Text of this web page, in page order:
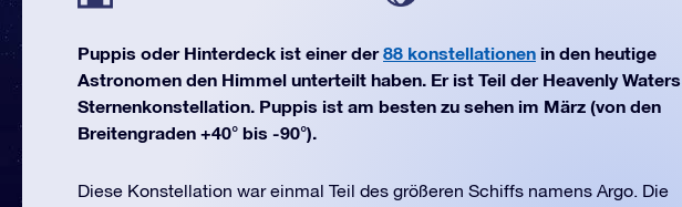
Puppis oder Hinterdeck ist einer der88 konstellationen in den heutige
Astronomen den Himmel unterteilt haben. Er ist Teil der Heavenly Waters
Sternenkonstellation. Puppis ist am besten zu sehen im März (von den
Breitengraden +40° bis -90°).
Diese Konstellation war einmal Teil des größeren Schiffs namens Argo. Die